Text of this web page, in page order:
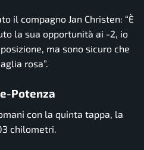
il compagno Jan Christen: “È
la sua opportunità ai -2, io
ma sono sicuro che
rosa”.
Potenza
con la quinta tappa, la
chilometri.